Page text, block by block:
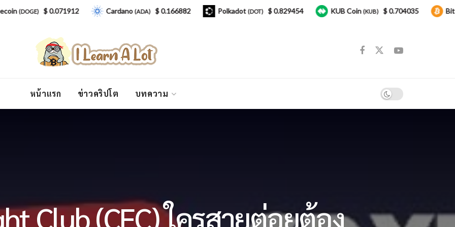
หน้าแรก ข่าวคริปโต บทความ
Club (CFC) ใครสายต่อยต้อง
$ 0.071912 Cardano(ADA) $ 0.166882 Polkadot(DOT) $ 0.829454 KUB Coin(KUB) $ 0.704035 Bitcoin